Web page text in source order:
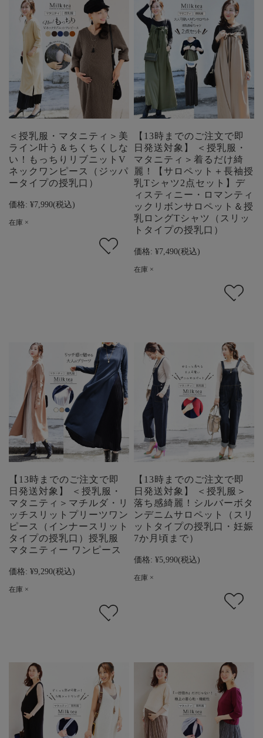
＜授乳服・マタニティ＞美
ライン叶う＆ちくちくしな
い！もっちりリブニットV
ネックワンピース（ジッパ
ータイプの授乳口）
価格: ¥7,990(税込)
在庫 ×
【13時までのご注文で即
日発送対象】 ＜授乳服・
マタニティ＞着るだけ綺
麗！【サロペット＋長袖授
乳Tシャツ2点セット】デ
ィスティニー・ロマンティ
ックリボンサロペット＆授
乳ロングTシャツ（スリッ
トタイプの授乳口）
価格: ¥7,490(税込)
在庫 ×
【13時までのご注文で即
日発送対象】 ＜授乳服・
マタニティ＞マチルダ・リ
ッチスリットプリーツワン
ピース（インナースリット
タイプの授乳口）授乳服
マタニティー ワンピース
価格: ¥9,290(税込)
在庫 ×
【13時までのご注文で即
日発送対象】 ＜授乳服＞
落ち感綺麗！シルバーボタ
ンデニムサロペット（スリ
ットタイプの授乳口・妊娠
7か月頃まで）
価格: ¥5,990(税込)
在庫 ×